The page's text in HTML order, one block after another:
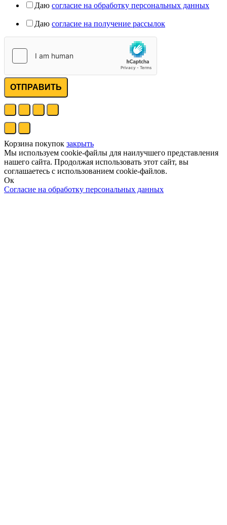
Даю согласие на обработку персональных данных
Даю согласие на получение рассылок
ОТПРАВИТЬ
Корзина покупок закрыть
Мы используем cookie-файлы для наилучшего представления
нашего сайта. Продолжая использовать этот сайт, вы
соглашаетесь с использованием cookie-файлов.
Ок
Согласие на обработку персональных данных